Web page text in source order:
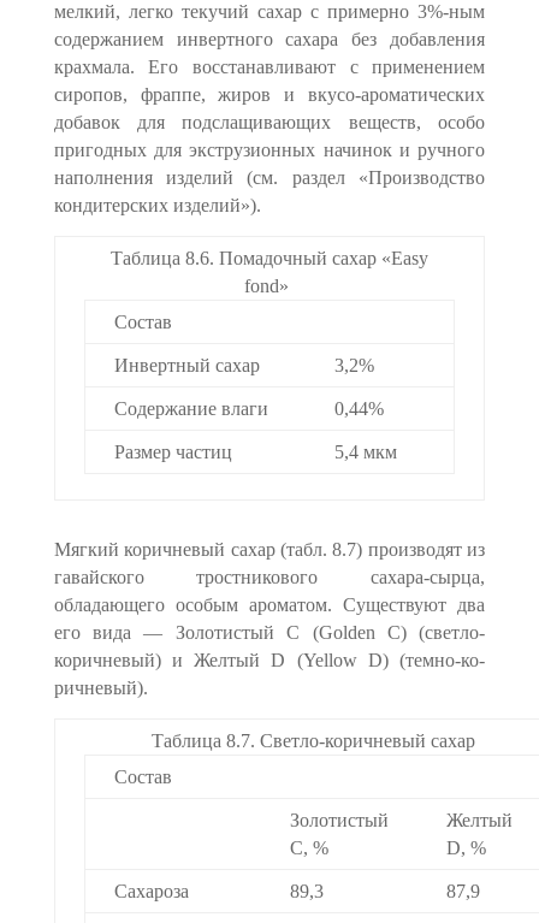
мелкий, легко текучий сахар с примерно 3%-ным
содержанием инвертного сахара без добавления
крахмала. Его восстанавливают с применением
сиропов, фраппе, жиров и вкусо-ароматических
добавок для подслащивающих веществ, особо
пригодных для экструзионных на­чинок и ручного
наполнения изделий (см. раздел «Производство
кондитерских изделий»).
Таблица 8.6. Помадочный сахар «Easy
fond»
Состав
Инвертный сахар 3,2%
Содержание влаги 0,44%
Размер частиц 5,4 мкм
Мягкий коричневый сахар (табл. 8.7) производят из
гавайского тростникового сахара-сырца,
обладающего особым ароматом. Существуют два
его вида — Золоти­стый С (Golden С) (светло-
коричневый) и Желтый D (Yellow D) (темно-ко­
ричневый).
Таблица 8.7. Светло-коричневый сахар
Состав
Золотистый
С, %
Желтый
D, %
Сахароза 89,3 87,9